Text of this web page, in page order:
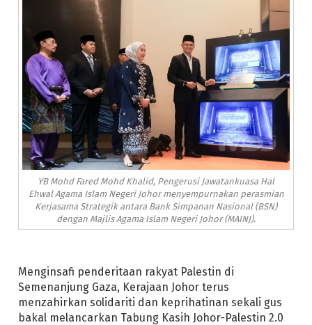
YB Mohd Fared Mohd Khalid, Pengerusi Jawatankuasa Hal
Ehwal Agama Islam Negeri Johor menyempurnakan perasmian
Kerjasama Strategik antara Bank Simpanan Nasional (BSN)
dengan Majlis Agama Islam Negeri Johor (MAINJ).
Menginsafi penderitaan rakyat Palestin di
Semenanjung Gaza, Kerajaan Johor terus
menzahirkan solidariti dan keprihatinan sekali gus
bakal melancarkan Tabung Kasih Johor-Palestin 2.0